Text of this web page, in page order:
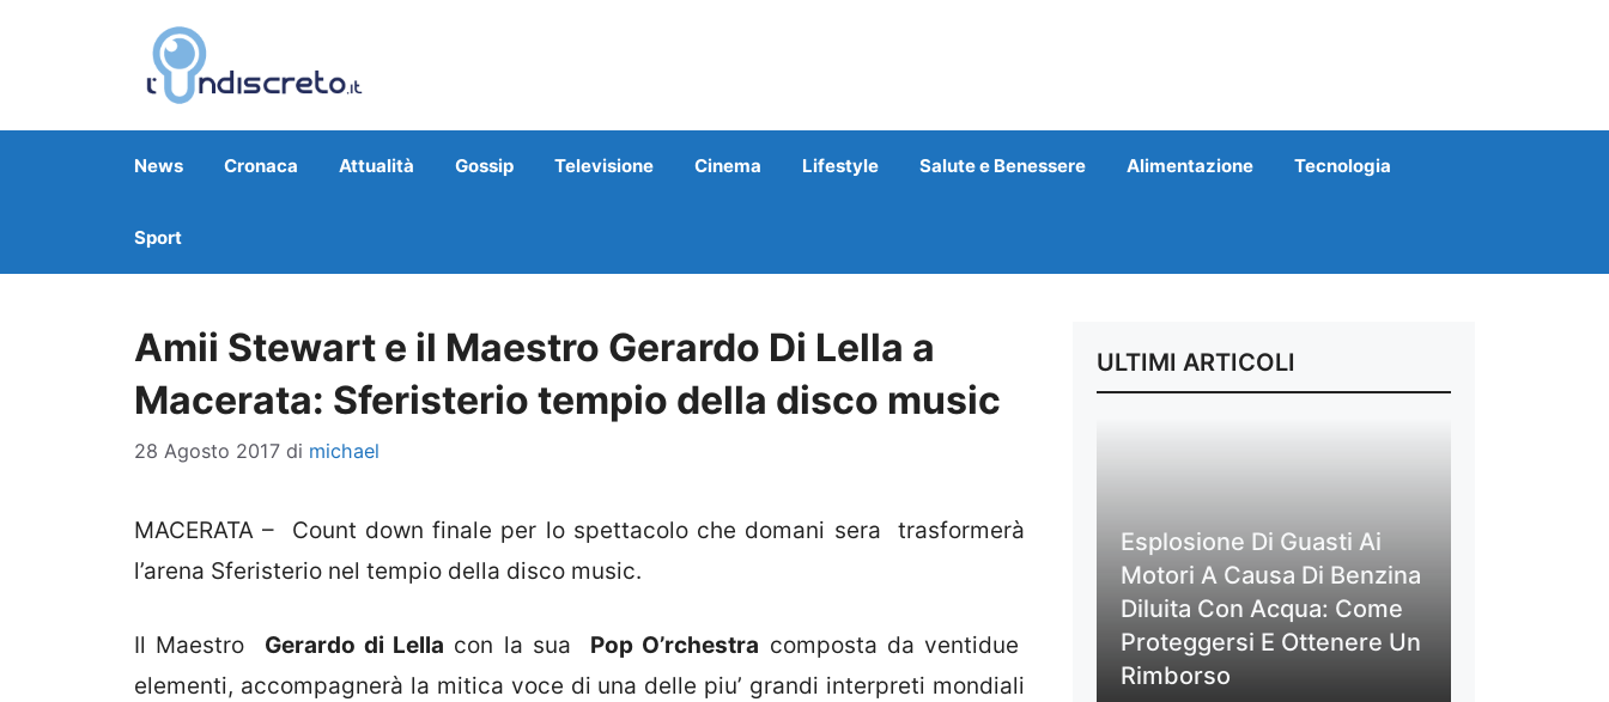
News Cronaca Attualità Gossip Televisione Cinema Lifestyle Salute e Benessere Alimentazione Tecnologia
Sport
Amii Stewart e il Maestro Gerardo Di Lella a
Macerata: Sferisterio tempio della disco music
28 Agosto 2017 di michael
MACERATA – Count down finale per lo spettacolo che domani sera trasformerà
l’arena Sferisterio nel tempio della disco music.
Il Maestro Gerardo di Lella con la sua Pop O’rchestra composta da ventidue
elementi, accompagnerà la mitica voce di una delle piu’ grandi interpreti mondiali
ULTIMI ARTICOLI
Esplosione Di Guasti Ai
Motori A Causa Di Benzina
Diluita Con Acqua: Come
Proteggersi E Ottenere Un
Rimborso